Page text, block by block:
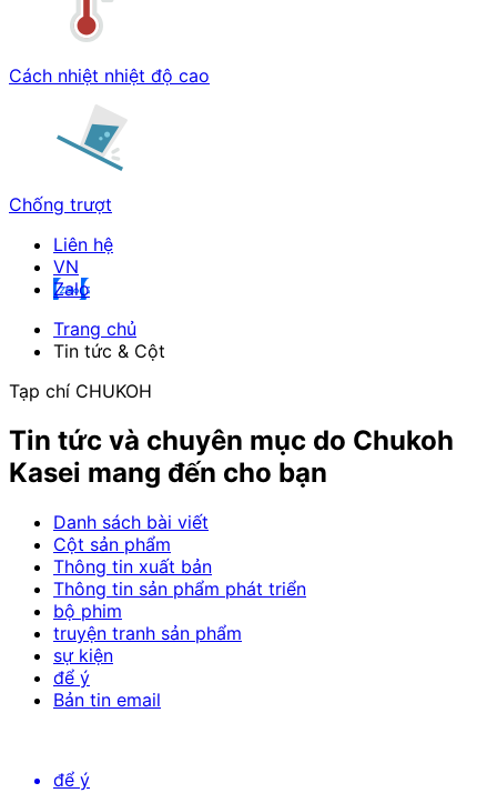
Cách nhiệt nhiệt độ cao
Chống trượt
Liên hệ
Zalo
Trang chủ
Tin tức & Cột
Tạp chí CHUKOH
Tin tức và chuyên mục do Chukoh
Kasei mang đến cho bạn
Danh sách bài viết
Cột sản phẩm
Thông tin xuất bản
Thông tin sản phẩm phát triển
bộ phim
truyện tranh sản phẩm
sự kiện
để ý
Bản tin email
để ý